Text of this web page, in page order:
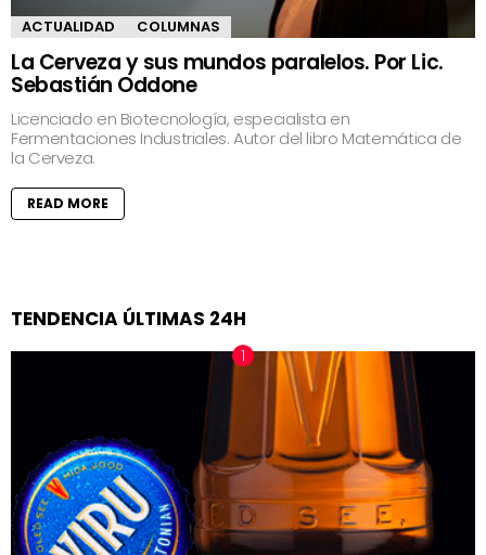
ACTUALIDAD COLUMNAS
La Cerveza y sus mundos paralelos. Por Lic.
Sebastián Oddone
Licenciado en Biotecnología, especialista en
Fermentaciones Industriales. Autor del libro Matemática de
la Cerveza.
READ MORE
TENDENCIA ÚLTIMAS 24H